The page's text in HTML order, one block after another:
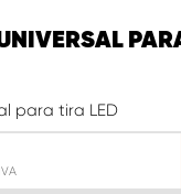
para tira LED